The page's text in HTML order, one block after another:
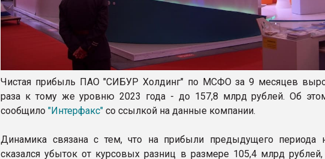
Чистая прибыль ПАО "СИБУР Холдинг" по МСФО за 9 месяцев
раза к тому же уровню 2023 года - до 157,8 млрд рублей. Об
сообщило "Интерфакс" со ссылкой на данные компании.
Динамика связана с тем, что на прибыли предыдущего периода
сказался убыток от курсовых разниц в размере 105,4 млрд рублей,